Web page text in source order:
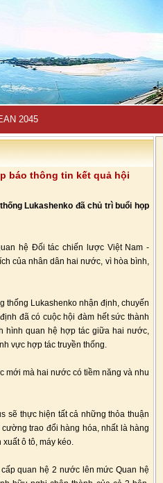
2045
báo thông tin kết quả hội
Lukashenko đã chủ trì buổi họp
hệ Đối tác chiến lược Việt Nam -
của nhân dân hai nước, vì hòa bình,
thống Lukashenko nhận định, chuyến
đã có cuộc hội đàm hết sức thành
hình quan hệ hợp tác giữa hai nước,
vực hợp tác truyền thống.
mà hai nước có tiềm năng và nhu
sẽ thực hiện tất cả những thỏa thuận
trao đổi hàng hóa, nhất là hàng
ô tô, máy kéo.
quan hệ 2 nước lên mức Quan hệ